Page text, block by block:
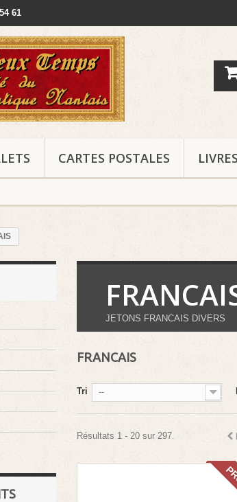
61
CARTES POSTALES LIVRES
JETONS FRANCAIS DIVERS
FRANCAIS
Tri --
Résultats 1 - 20 sur 297.